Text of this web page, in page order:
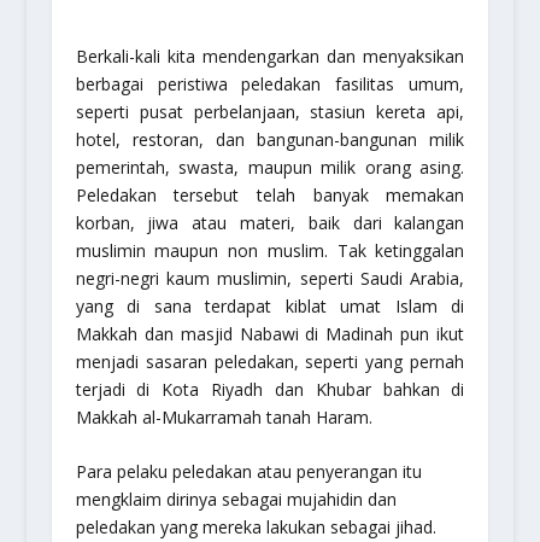
Berkali-kali kita mendengarkan dan menyaksikan
berbagai peristiwa peledakan fasilitas umum,
seperti pusat perbelanjaan, stasiun kereta api,
hotel, restoran, dan bangunan-bangunan milik
pemerintah, swasta, maupun milik orang asing.
Peledakan tersebut telah banyak memakan
korban, jiwa atau materi, baik dari kalangan
muslimin maupun non muslim. Tak ketinggalan
negri-negri kaum muslimin, seperti Saudi Arabia,
yang di sana terdapat kiblat umat Islam di
Makkah dan masjid Nabawi di Madinah pun ikut
menjadi sasaran peledakan, seperti yang pernah
terjadi di Kota Riyadh dan Khubar bahkan di
Makkah al-Mukarramah tanah Haram.
Para pelaku peledakan atau penyerangan itu
mengklaim dirinya sebagai mujahidin dan
peledakan yang mereka lakukan sebagai jihad.